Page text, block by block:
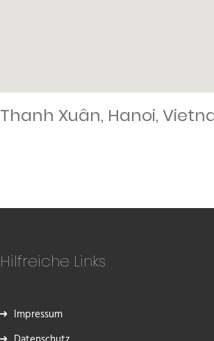
Thanh Xuân, Hanoi,
Hilfreiche Links
Impressum